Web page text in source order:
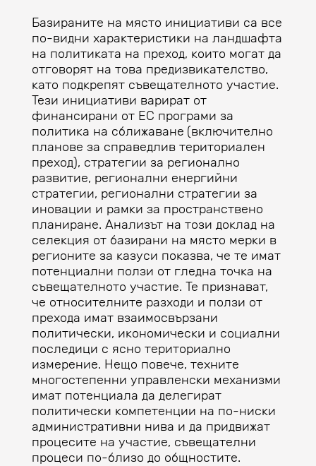
Базираните на място инициативи са все
по-видни характеристики на ландшафта
на политиката на преход, които могат да
отговорят на това предизвикателство,
като подкрепят съвещателното участие.
Тези инициативи варират от
финансирани от ЕС програми за
политика на сближаване (включително
планове за справедлив териториален
преход), стратегии за регионално
развитие, регионални енергийни
стратегии, регионални стратегии за
иновации и рамки за пространствено
планиране. Анализът на този доклад на
селекция от базирани на място мерки в
регионите за казуси показва, че те имат
потенциални ползи от гледна точка на
съвещателното участие. Те признават,
че относителните разходи и ползи от
прехода имат взаимосвързани
политически, икономически и социални
последици с ясно териториално
измерение. Нещо повече, техните
многостепенни управленски механизми
имат потенциала да делегират
политически компетенции на по-ниски
административни нива и да придвижат
процесите на участие, съвещателни
процеси по-близо до общностите.